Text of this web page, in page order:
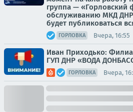
группа — «Горловский
обслуживанию МКД
будет публиковаться
ГОРЛОВКА Вчера, 16:55
Иван Приходько:
ГУП ДНР «ВОДА
ГОРЛОВКА Вчера,